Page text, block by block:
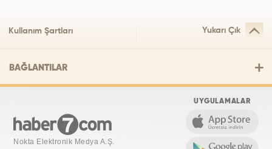
Kullanım Şartları Yukarı Çık
BAĞLANTILAR
Nokta Elektronik Medya A.Ş.
UYGULAMALAR